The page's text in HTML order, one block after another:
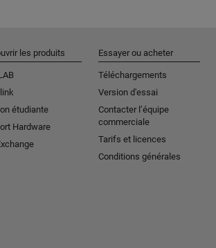
les produits
étudiante
Hardware
Essayer ou acheter
Téléchargements
Version d'essai
Contacter l’équipe
commerciale
Tarifs et licences
Conditions générales